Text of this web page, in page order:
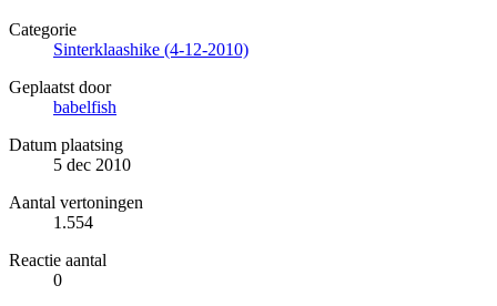
Categorie
Sinterklaashike (4-12-2010)
Geplaatst door
babelfish
Datum plaatsing
5 dec 2010
Aantal vertoningen
1.554
Reactie aantal
0